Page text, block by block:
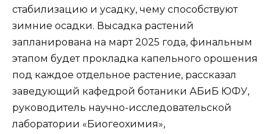
стабилизацию и усадку, чему способствуют
зимние осадки. Высадка растений
запланирована на март 2025 года, финальным
этапом будет прокладка капельного орошения
под каждое отдельное растение, рассказал
заведующий кафедрой ботаники АБиБ ЮФУ,
руководитель научно-исследовательской
лаборатории «Биогеохимия»,